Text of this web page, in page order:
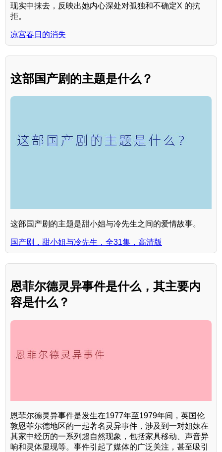
现实中抹去，反映出她内心深处对孤独和不确定X 的抗
拒。
凉宫春日的消失
这部国产剧的主题是什么？
这部国产剧的主题是甜小姐与冷先生之间的爱情故事。
国产剧，甜小姐与冷先生，全31集，高清版
恩菲尔德灵异事件是什么，其主要内
容是什么？
恩菲尔德灵异事件是发生在1977年至1979年间，英国伦
敦恩菲尔德地区的一起著名灵异事件，涉及到一对姐妹在
其家中经历的一系列超自然现象，包括家具移动、声音异
响和灵体显现等。事件引起了媒体的广泛关注，甚至吸引